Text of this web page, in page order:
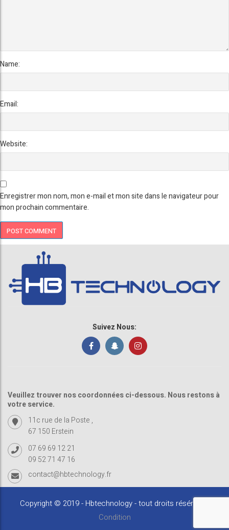
Name:
Email:
Website:
Enregistrer mon nom, mon e-mail et mon site dans le navigateur pour
mon prochain commentaire.
Suivez Nous:
Veuillez trouver nos coordonnées ci-dessous. Nous restons à
votre service.
11c rue de la Poste ,
67 150 Erstein
07 69 69 12 21
09 52 71 47 16
contact@hbtechnology.fr
Copyright © 2019 - Hbtechnology - tout droits résérvés -
Condition